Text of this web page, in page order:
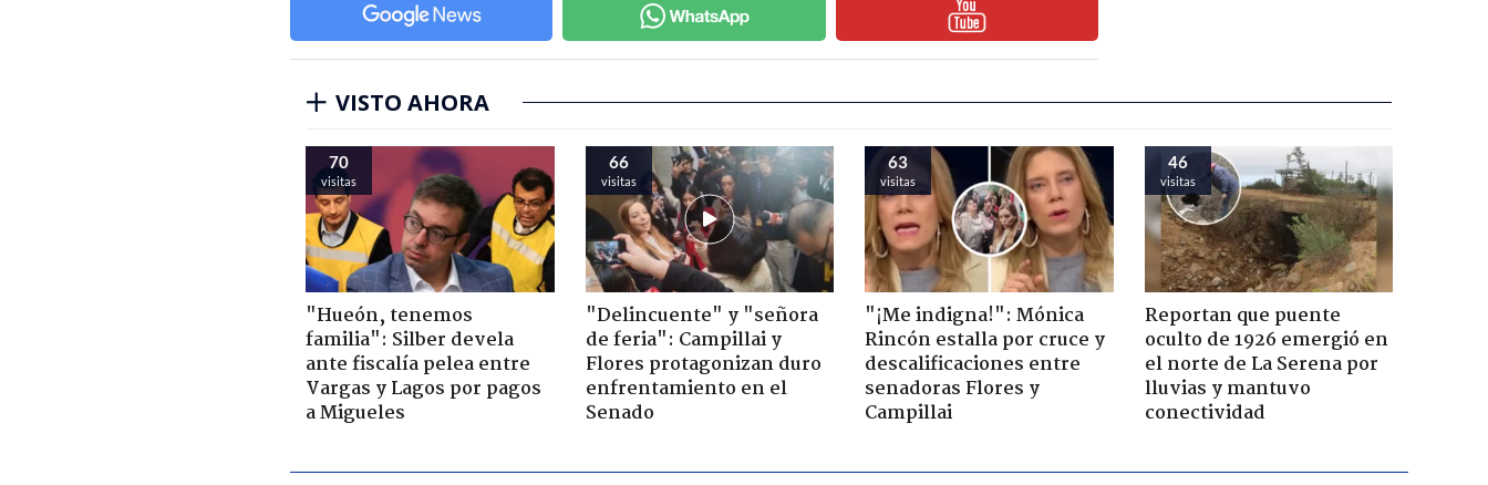
VISTO AHORA
70
visitas
"Hueón, tenemos
familia": Silber devela
ante fiscalía pelea entre
Vargas y Lagos por pagos
a Migueles
66
visitas
"Delincuente" y "señora
de feria": Campillai y
Flores protagonizan duro
enfrentamiento en el
Senado
63
visitas
"¡Me indigna!": Mónica
Rincón estalla por cruce y
descalificaciones entre
senadoras Flores y
Campillai
46
visitas
Reportan que puente
oculto de 1926 emergió en
el norte de La Serena por
lluvias y mantuvo
conectividad